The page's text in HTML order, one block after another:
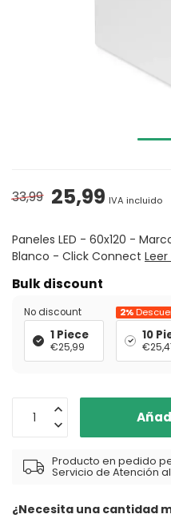
33,99 25,99 IVA incluido
Paneles LED - 60x120 -
Blanco - Click Connect
Bulk discount
No discount
1 Piece
€25,99
2%
10
Producto en pedido
Servicio de Atención
¿Necesita una cantidad